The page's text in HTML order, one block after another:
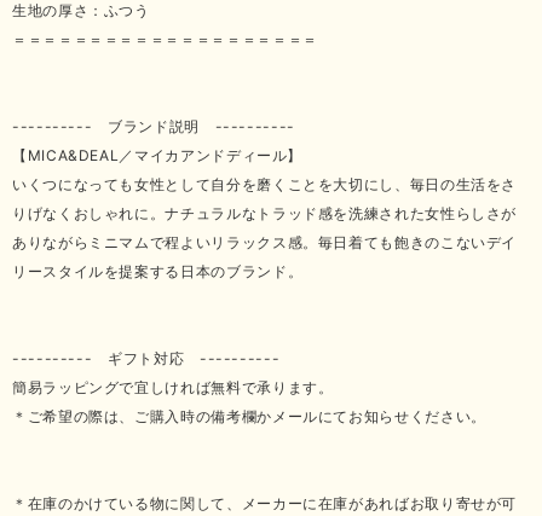
生地の厚さ：ふつう
＝＝＝＝＝＝＝＝＝＝＝＝＝＝＝＝＝＝＝＝
---------- ブランド説明 ----------
【MICA&DEAL／マイカアンドディール】
いくつになっても女性として自分を磨くことを大切にし、毎日の生活をさ
りげなくおしゃれに。ナチュラルなトラッド感を洗練された女性らしさが
ありながらミニマムで程よいリラックス感。毎日着ても飽きのこないデイ
リースタイルを提案する日本のブランド。
---------- ギフト対応 ----------
簡易ラッピングで宜しければ無料で承ります。
＊ご希望の際は、ご購入時の備考欄かメールにてお知らせください。
＊在庫のかけている物に関して、メーカーに在庫があればお取り寄せが可